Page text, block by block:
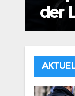
der